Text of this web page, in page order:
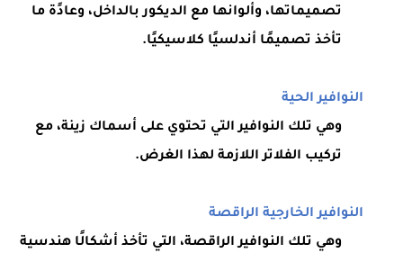
تصميماتها، وألوانها مع الديكور بالداخل، وعادًة ما
تأخذ تصميمًا أندلسيًا كلاسيكيًا.
النوافير الحية
وهي تلك النوافير التي تحتوي على أسماك زينة، مع
تركيب الفلاتر اللازمة لهذا الغرض.
النوافير الخارجية الراقصة
وهي تلك النوافير الراقصة، التي تأخذ أشكالًا هندسية